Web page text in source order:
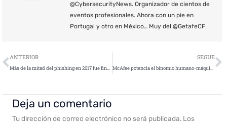
@CybersecurityNews. Organizador de cientos de
eventos profesionales. Ahora con un pie en
Portugal y otro en México… Muy del @GetafeCF
Ant
ANTERIOR
Más de la mitad del phishing en 2017 fue financiero
SEGUE
McAfee potencia el binomio humano-máquina hacia un nivel superior
Deja un comentario
Tu dirección de correo electrónico no será publicada. Los